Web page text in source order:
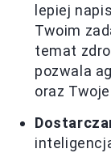
lepiej
Twoim
temat
pozwala
oraz